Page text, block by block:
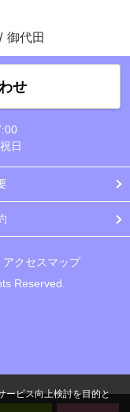
/ 御代田
せ
日
アクセスマップ
Reserved.
ービス向上検討を目的と